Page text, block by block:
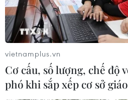
Thời tiết ngày 7/8: Bắc Bộ và
Trung Bộ giảm mưa về đêm,
có mưa to
06/08/2026 23:15
Kế hoạch hành động phòng,
vietnamplus.vn
Cơ cấu, số lượng, chế độ
phó khi sắp xếp cơ sở